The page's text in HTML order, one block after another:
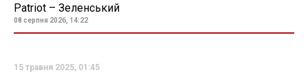
Patriot – Зеленський
08 серпня 2026, 14:22
15 травня 2025, 01:45